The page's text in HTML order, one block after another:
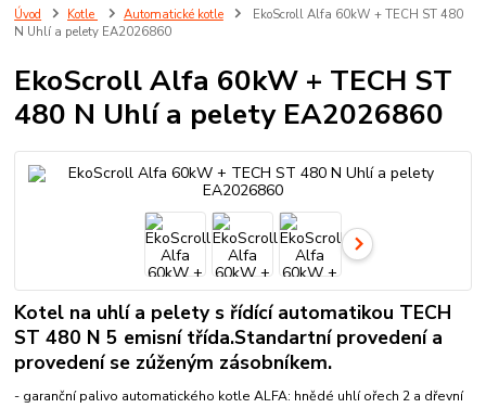
Úvod Kotle Automatické kotle
EkoScroll Alfa 60kW + TECH ST 480
N Uhlí a pelety EA2026860
EkoScroll Alfa 60kW + TECH ST
480 N Uhlí a pelety EA2026860
Kotel na uhlí a pelety s řídící automatikou TECH
ST 480 N 5 emisní třída.Standartní provedení a
provedení se zúženým zásobníkem.
- garanční palivo automatického kotle ALFA: hnědé uhlí ořech 2 a dřevní